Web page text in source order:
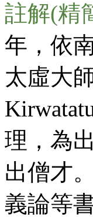
註解(精
年，依
太虛大
理，為
出僧才
義論等